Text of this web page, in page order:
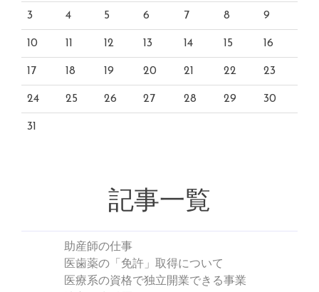
3 4 5 6 7 8 9
10 11 12 13 14 15 16
17 18 19 20 21 22 23
24 25 26 27 28 29 30
31
記事一覧
助産師の仕事
医歯薬の「免許」取得について
医療系の資格で独立開業できる事業